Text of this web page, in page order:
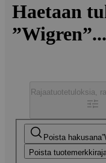
Haetaan
”Wigren”...
Poista hakusana
Poista
Rajaatuotetuloksia,